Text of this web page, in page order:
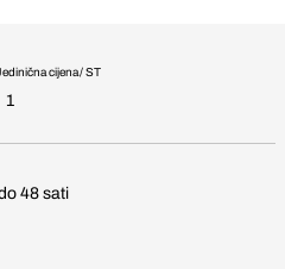
cijena / ST
1
48 sati